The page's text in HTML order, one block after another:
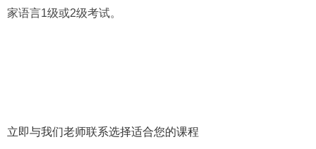
家语言1级或2级考试。
立即与我们老师联系选择适合您的课程